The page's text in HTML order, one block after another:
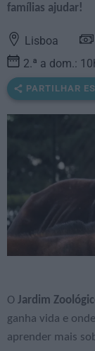
famílias ajudar!
Lisboa
2.ª a dom.:
PARTILHAR
O Jardim
ganha vida e
aprender mais